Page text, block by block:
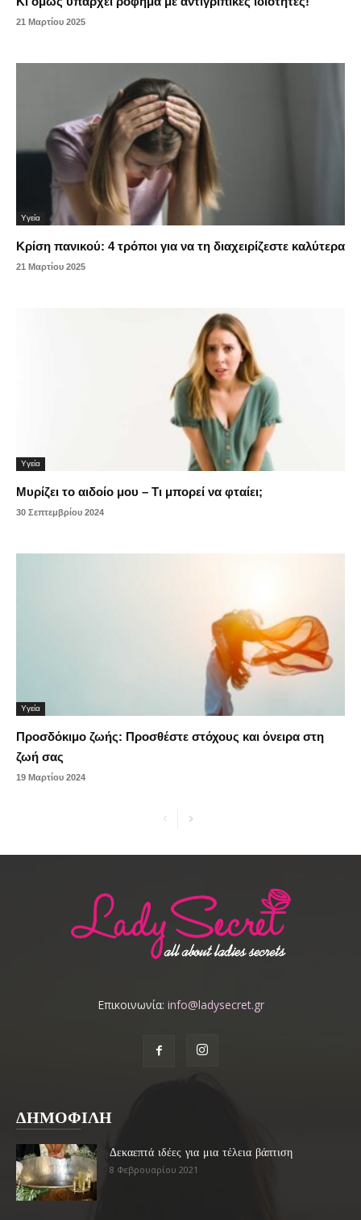
21 Μαρτίου 2025
Υγεία
Κρίση πανικού: 4 τρόποι για να τη διαχειρίζεστε καλύτερα
21 Μαρτίου 2025
Υγεία
Μυρίζει το αιδοίο μου – Τι μπορεί να φταίει;
30 Σεπτεμβρίου 2024
Υγεία
Προσδόκιμο ζωής: Προσθέστε στόχους και όνειρα στη
ζωή σας
19 Μαρτίου 2024
Επικοινωνία: info@ladysecret.gr
ΔΗΜΟΦΙΛΗ
Δεκαεπτά ιδέες για μια τέλεια βάπτιση
8 Φεβρουαρίου 2021